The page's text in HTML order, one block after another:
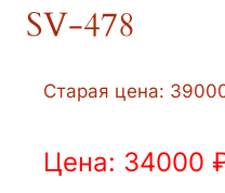
SV-478
Старая цена:
Цена: 34000